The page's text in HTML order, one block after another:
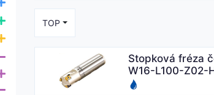
TOP
Stopková fréza
W16-L100-Z02-